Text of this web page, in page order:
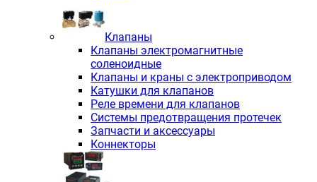
Клапаны
Клапаны электромагнитные
соленоидные
Клапаны и краны с электроприводом
Катушки для клапанов
Реле времени для клапанов
Системы предотвращения протечек
Запчасти и аксессуары
Коннекторы